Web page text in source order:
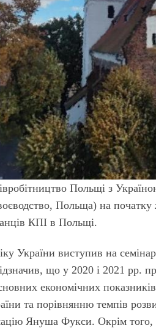
Польщі з
Польща) на початку
КПІ в Польщі.
України виступив на
що у 2020 і 2021 рр.
економічних
та порівнянню темпів
Януша Фукси. Окрім того,